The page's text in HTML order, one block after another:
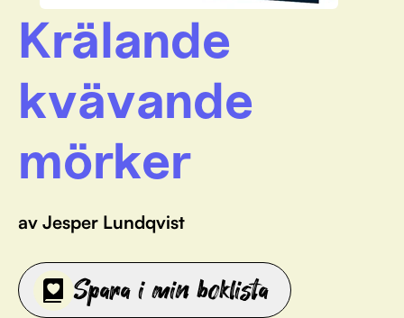
Krälande
kvävande
mörker
av Jesper Lundqvist
Spara i min boklista